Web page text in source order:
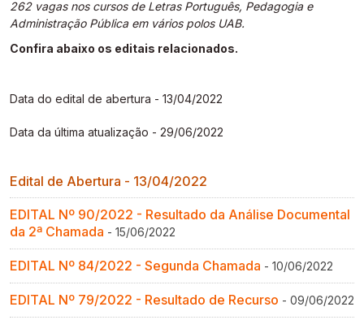
262 vagas nos cursos de Letras Português, Pedagogia e
Administração Pública em vários polos UAB.
Confira abaixo os editais relacionados.
Data do edital de abertura - 13/04/2022
Data da última atualização - 29/06/2022
Edital de Abertura - 13/04/2022
EDITAL Nº 90/2022 - Resultado da Análise Documental
da 2ª Chamada - 15/06/2022
EDITAL Nº 84/2022 - Segunda Chamada - 10/06/2022
EDITAL Nº 79/2022 - Resultado de Recurso - 09/06/2022
Gestão de Ambientes Promotores de Inovação
[GAPI]
Docência na Educação Infantil [DINF]
Gestão de Ambientes Promotores de Inovação
[GAPI]
Docência na Educação Infantil [DINF]
Gestão de Ambientes Promotores de Inovação
[GAPI]
Docência na Educação Infantil [DINF]
Gestão de Ambientes Promotores de Inovação
[GAPI]
Docência na Educação Infantil [DINF]
Gestão de Ambientes Promotores de Inovação
[GAPI]
Docência na Educação Infantil [DINF]